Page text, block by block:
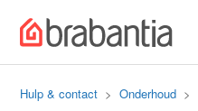
Hulp & contact Onderhoud